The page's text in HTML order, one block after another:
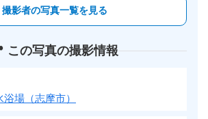
撮影者の写真一覧を見る
この写真の撮影情報
場（志摩市）